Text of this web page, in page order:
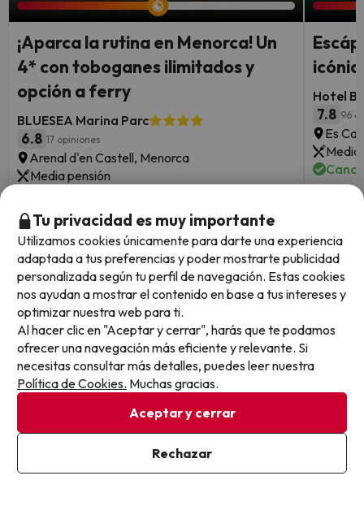
¡Aparca la rutina en Menorca! Un
4* con toboganes ilimitados y
opción a ferry
BLUESEA Marina Parc
6.8 17 opiniones
Arenal d'en Castell, Menorca
Media pensión
Fechas para viajar: hasta el 31
de octubre de 2026.
3 noches desde
151€
Hotel
7.8 96
Es
Media
de
Ver todos los chollos
Otras iniciativas de éxito del grupo Viajes Para Ti S.L.U.
son Esquiades.com (la web líder de viajes a la nieve en
España) y Amimir.com, el buscador de hoteles con más
reservar y viajar por todo el mundo.
Tu privacidad es muy importante
Utilizamos cookies únicamente para darte una experiencia
adaptada a tus preferencias y poder mostrarte publicidad
personalizada según tu perfil de navegación. Estas cookies
nos ayudan a mostrar el contenido en base a tus intereses y
optimizar nuestra web para ti.
Al hacer clic en "Aceptar y cerrar", harás que te podamos
ofrecer una navegación más eficiente y relevante. Si
necesitas consultar más detalles, puedes leer nuestra
Política de Cookies. Muchas gracias.
Aceptar y cerrar
Rechazar